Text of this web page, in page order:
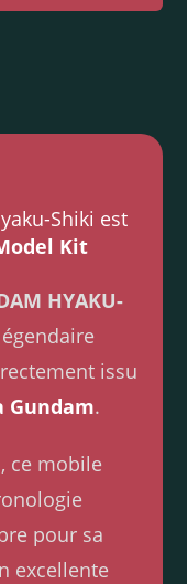
Shiki est
Kit
HYAKU-
issu
Gundam.
, ce mobile
pour sa
excellente